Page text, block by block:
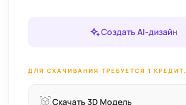
Создать AI-дизайн
ДЛЯ СКАЧИВАНИЯ ТРЕБУЕТСЯ 1 КРЕДИТ.
Скачать 3D Модель